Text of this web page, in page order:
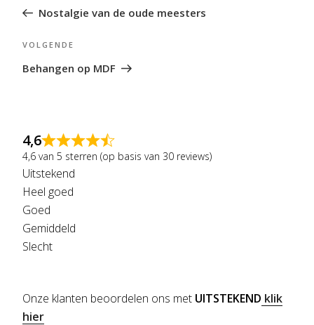
bericht
Nostalgie van de oude meesters
Volgend
bericht
VOLGENDE
Behangen op MDF
4,6
4,6 van 5 sterren (op basis van 30 reviews)
Uitstekend
Heel goed
Goed
Gemiddeld
Slecht
Onze klanten beoordelen ons met UITSTEKEND klik
hier